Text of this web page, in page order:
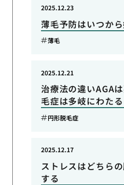
薄毛予防はいつか
2025.12.23
薄毛
治療法の違いAGA
毛症は多岐にわたる
2025.12.21
円形脱毛症
ストレスはどちら
する
2025.12.17